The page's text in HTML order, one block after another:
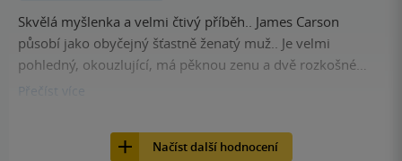
Skvělá myšlenka a velmi čtivý příběh.. James Carson
působí jako obyčejný šťastně ženatý muž.. Je velmi
pohledný, okouzlující, má pěknou zenu a dvě rozkošné
holčičky.. Pracuje z domova jako programátor, ale nikdo
seznamce hledá mladé ženy toužící po lásce, ale místo
lásky jim však nabídne rohypnol a smrt. Zabil již třikrát a
Přečíst
Načíst další hodnocení